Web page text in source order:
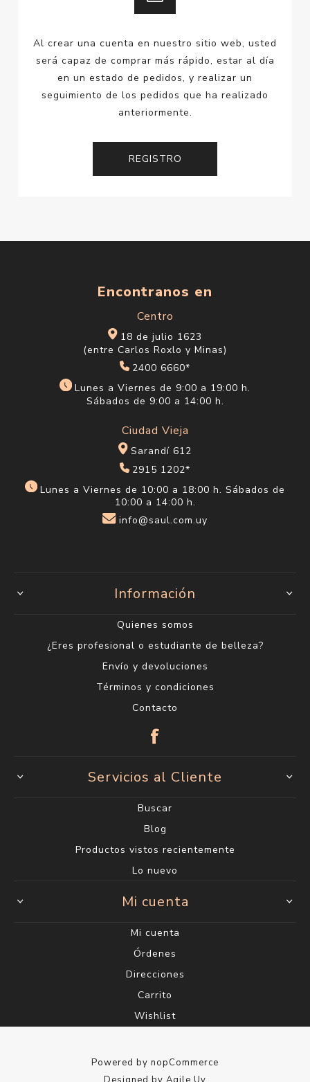
Al crear una cuenta en nuestro sitio web, usted
será capaz de comprar más rápido, estar al día
en un estado de pedidos, y realizar un
seguimiento de los pedidos que ha realizado
anteriormente.
Encontranos en
Centro
18 de julio 1623
(entre Carlos Roxlo y Minas)
2400 6660*
Lunes a Viernes de 9:00 a 19:00 h.
Sábados de 9:00 a 14:00 h.
Ciudad Vieja
Sarandí 612
2915 1202*
Lunes a Viernes de 10:00 a 18:00 h. Sábados de
10:00 a 14:00 h.
info@saul.com.uy
Información
Quienes somos
¿Eres profesional o estudiante de belleza?
Envío y devoluciones
Términos y condiciones
Contacto
Servicios al Cliente
Buscar
Blog
Productos vistos recientemente
Lo nuevo
Mi cuenta
Mi cuenta
Órdenes
Direcciones
Carrito
Wishlist
Powered by nopCommerce